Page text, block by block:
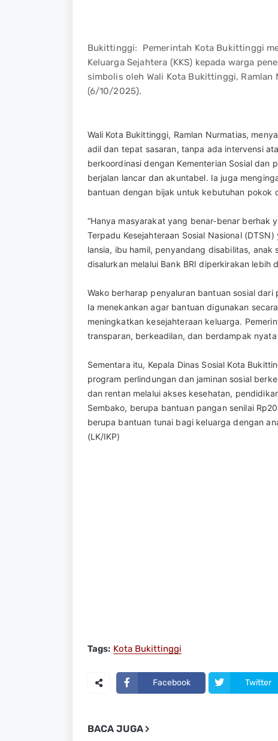
Bukittinggi: Pemerintah Kota Bukittinggi
Keluarga Sejahtera (KKS) kepada warga
simbolis oleh Wali Kota Bukittinggi,
(6/10/2025).
Wali Kota Bukittinggi, Ramlan Nurmatias,
adil dan tepat sasaran, tanpa ada intervensi
berkoordinasi dengan Kementerian Sosial
berjalan lancar dan akuntabel. Ia juga
bantuan dengan bijak untuk kebutuhan pokok
“Hanya masyarakat yang benar-benar berhak
Terpadu Kesejahteraan Sosial Nasional
lansia, ibu hamil, penyandang disabilitas,
disalurkan melalui Bank BRI diperkirakan lebih
Wako berharap penyaluran bantuan sosial
Ia menekankan agar bantuan digunakan
meningkatkan kesejahteraan keluarga.
transparan, berkeadilan, dan berdampak
Sementara itu, Kepala Dinas Sosial Kota
program perlindungan dan jaminan sosial
dan rentan melalui akses kesehatan,
Sembako, berupa bantuan pangan senilai
berupa bantuan tunai bagi keluarga dengan
(LK/IKP)
Tags: Kota Bukittinggi
Facebook Twitter
BACA JUGA